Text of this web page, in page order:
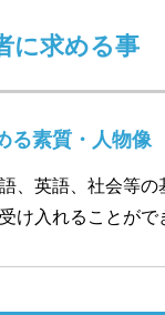
に求める事
る素質・人物像
、英語、社会等
け入れることが